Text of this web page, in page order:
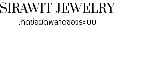
SIRAWIT JEWELRY
เกิดข้อผิดพลาดของระบบ